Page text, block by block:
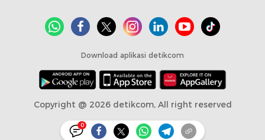
0
Download aplikasi detikcom
Copyright @ 2026 detikcom, All right reserved